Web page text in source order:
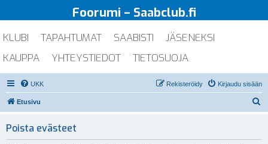
Foorumi – Saabclub.fi
KLUBI TAPAHTUMAT SAABISTI
JÄSENEKSI
KAUPPA
YHTEYSTIEDOT TIETOSUOJA
UKK Kirjaudu sisään
Rekisteröidy
Etusivu
Poista evästeet